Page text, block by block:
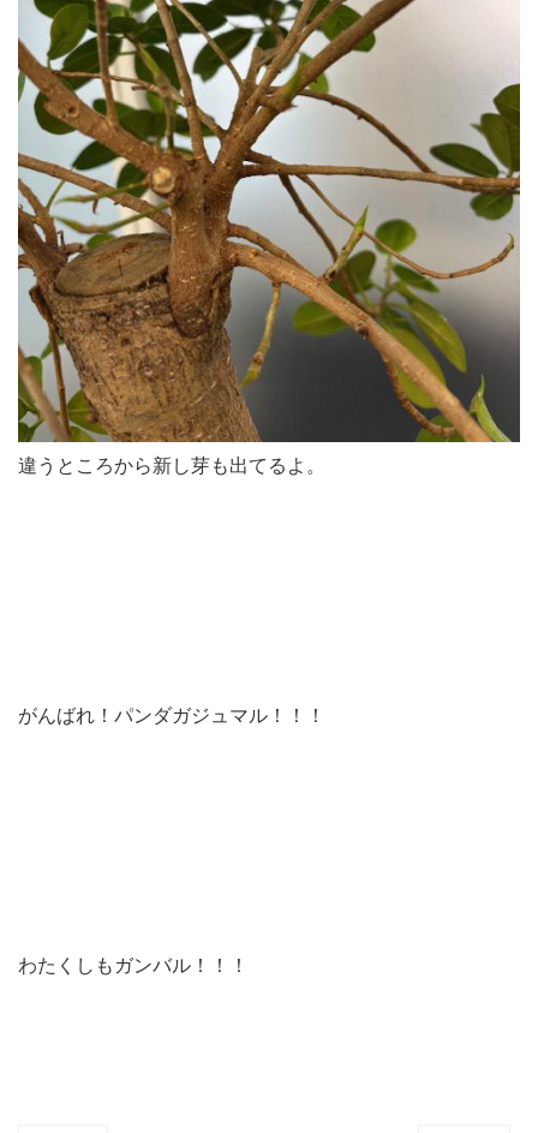
違うところから新し芽も出てるよ。
がんばれ！パンダガジュマル！！！
わたくしもガンバル！！！